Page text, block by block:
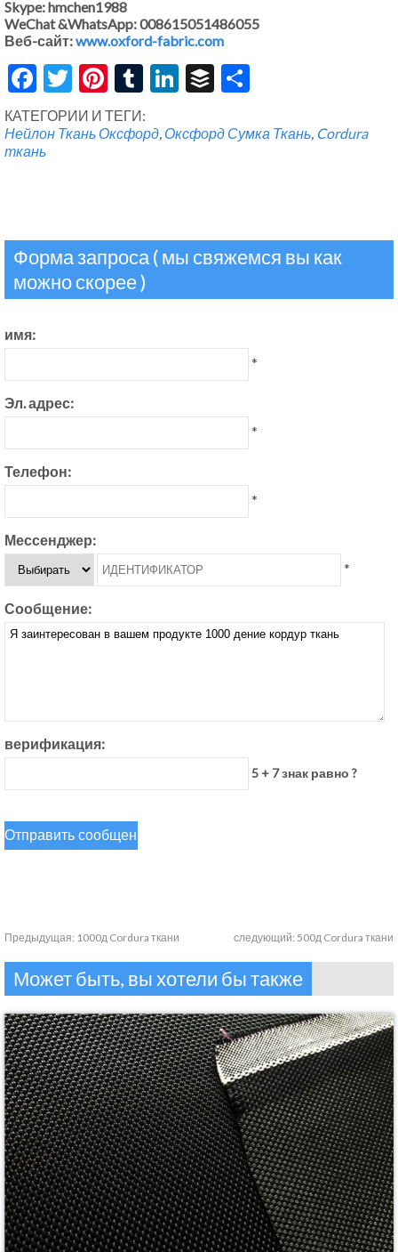
Skype: hmchen1988
WeChat &WhatsApp: 008615051486055
Веб-сайт:www.oxford-fabric.com
Facebook
Twitter
Pinterest
Tumblr
LinkedIn
Buffer
КАТЕГОРИИ И ТЕГИ:
Нейлон Ткань Оксфорд, Оксфорд Сумка Ткань, Cordura
ткань
Форма запроса ( мы свяжемся вы как
можно скорее )
имя:
*
Эл. адрес:
*
Телефон:
*
Мессенджер:
*
Сообщение:
верификация:
5 + 7 знак равно ?
Предыдущая: 1000д Cordura ткани следующий: 500д Cordura ткани
Может быть, вы хотели бы также